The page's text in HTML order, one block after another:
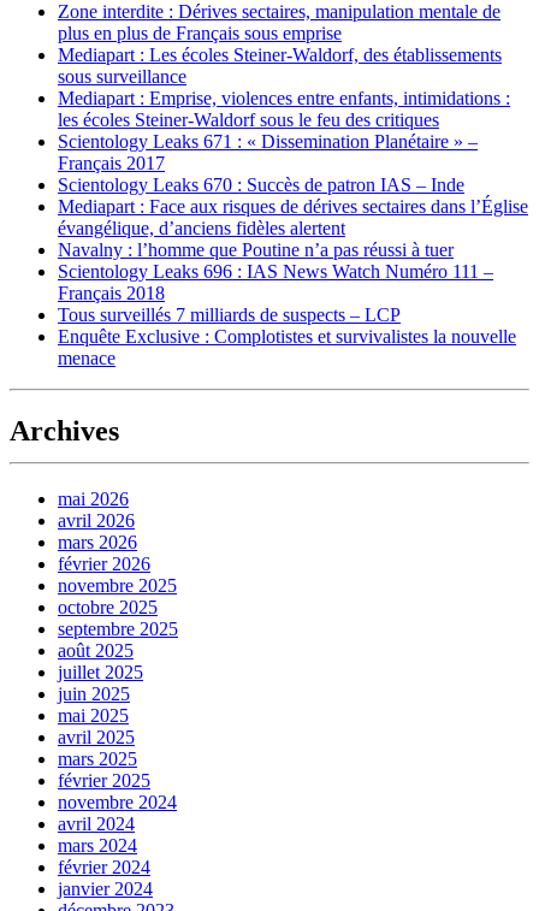
Zone interdite : Dérives sectaires, manipulation mentale de
plus en plus de Français sous emprise
Mediapart : Les écoles Steiner-Waldorf, des établissements
sous surveillance
Mediapart : Emprise, violences entre enfants, intimidations :
les écoles Steiner-Waldorf sous le feu des critiques
Scientology Leaks 671 : « Dissemination Planétaire » –
Français 2017
Scientology Leaks 670 : Succès de patron IAS – Inde
Mediapart : Face aux risques de dérives sectaires dans l’Église
évangélique, d’anciens fidèles alertent
Navalny : l’homme que Poutine n’a pas réussi à tuer
Scientology Leaks 696 : IAS News Watch Numéro 111 –
Français 2018
Tous surveillés 7 milliards de suspects – LCP
Enquête Exclusive : Complotistes et survivalistes la nouvelle
menace
Archives
mai 2026
avril 2026
mars 2026
février 2026
novembre 2025
octobre 2025
septembre 2025
août 2025
juillet 2025
juin 2025
mai 2025
avril 2025
mars 2025
février 2025
novembre 2024
avril 2024
mars 2024
février 2024
janvier 2024